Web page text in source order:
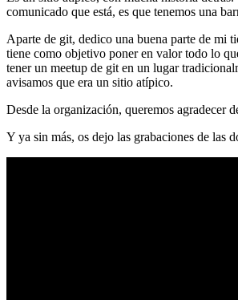
comunicado que está, es que tenemos una
Aparte de git, dedico una buena parte de mi
tiene como objetivo poner en valor todo lo
tener un meetup de git en un lugar
avisamos que era un sitio atípico.
Desde la organización, queremos agradecer
Y ya sin más, os dejo las grabaciones de las